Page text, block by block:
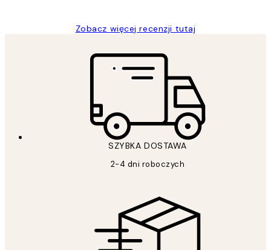
Zobacz więcej recenzji tutaj
SZYBKA DOSTAWA
2-4 dni roboczych